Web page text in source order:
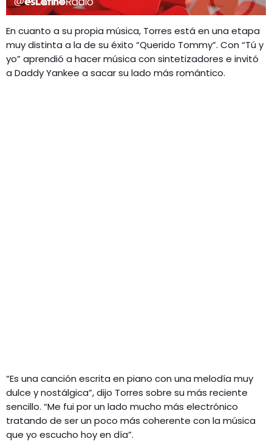
En cuanto a su propia música, Torres está en una etapa
muy distinta a la de su éxito “Querido Tommy”. Con “Tú y
yo” aprendió a hacer música con sintetizadores e invitó
a Daddy Yankee a sacar su lado más romántico.
“Es una canción escrita en piano con una melodía muy
dulce y nostálgica”, dijo Torres sobre su más reciente
sencillo. “Me fui por un lado mucho más electrónico
tratando de ser un poco más coherente con la música
que yo escucho hoy en día”.